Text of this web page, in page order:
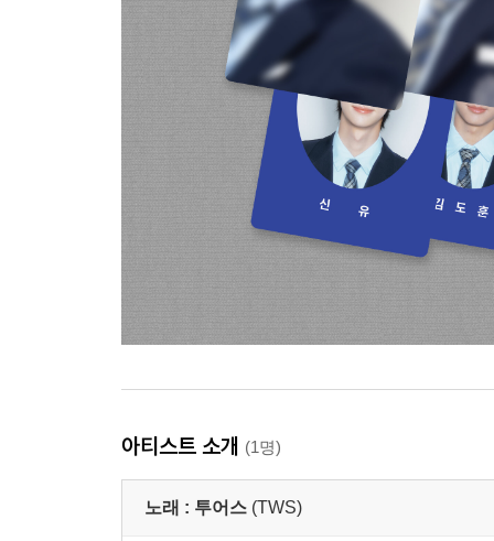
아티스트 소개 (1명)
노래 : 투어스 (TWS)